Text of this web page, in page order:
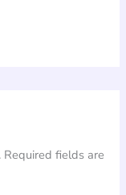
Required fields are